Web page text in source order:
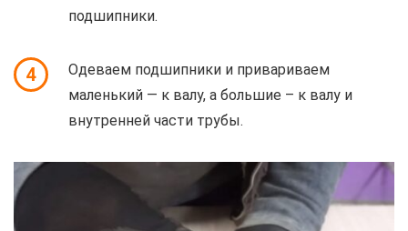
подшипники.
4
Одеваем подшипники и привариваем
маленький — к валу, а большие – к валу и
внутренней части трубы.